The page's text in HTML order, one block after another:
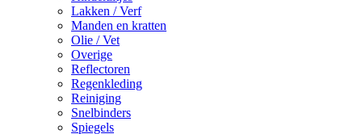
Lakken / Verf
Manden en kratten
Olie / Vet
Overige
Reflectoren
Regenkleding
Reiniging
Snelbinders
Spiegels